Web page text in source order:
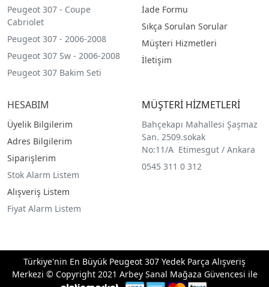
Peugeot 307 - Coupe
Cabriolet
Peugeot 307 - 2006-2008
Peugeot 307 Sw - 2006-2008
Peugeot 307 Bakim Seti
İade Formu
Sıkça Sorulan Sorular
Müşteri Hizmetleri
İletişim
HESABIM
Üyelik Bilgilerim
Adres Bilgilerim
Siparişlerim
Stok Alarm Listem
Alışveriş Listem
Fiyat Alarm Listem
MÜŞTERİ HİZMETLERİ
Bahçekapı Mahallesi Şaşmaz
San. 2509.sokak
No:11/A Etimesgut / Ankara
0545 311 0 312
Türkiye'nin En Büyük Peugeot 307 Yedek Parça Alışveriş
Merkezi © Copyright 2021 Arbey Sanal Mağaza Güvencesi ile